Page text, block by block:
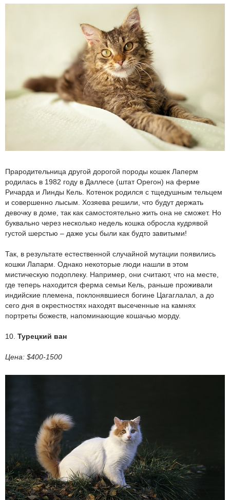
Прародительница другой дорогой породы кошек Лаперм
родилась в 1982 году в Даллесе (штат Орегон) на ферме
Ричарда и Линды Кель. Котенок родился с тщедушным тельцем
и совершенно лысым. Хозяева решили, что будут держать
девочку в доме, так как самостоятельно жить она не сможет. Но
буквально через несколько недель кошка обросла кудрявой
густой шерстью – даже усы были как будто завитыми!
Так, в результате естественной случайной мутации появились
кошки Лапарм. Однако некоторые люди нашли в этом
мистическую подоплеку. Например, они считают, что на месте,
где теперь находится ферма семьи Кель, раньше проживали
индийские племена, поклонявшиеся богине Цагаглалал, а до
сего дня в окрестностях находят высеченные на камнях
портреты божеств, напоминающие кошачью морду.
10. Турецкий ван
Цена: $400-1500